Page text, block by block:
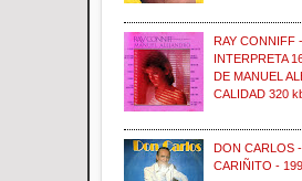
RAY CONNIFF -
INTERPRETA
DE MANUEL
CALIDAD 320
DON CARLOS -
CARIÑITO -